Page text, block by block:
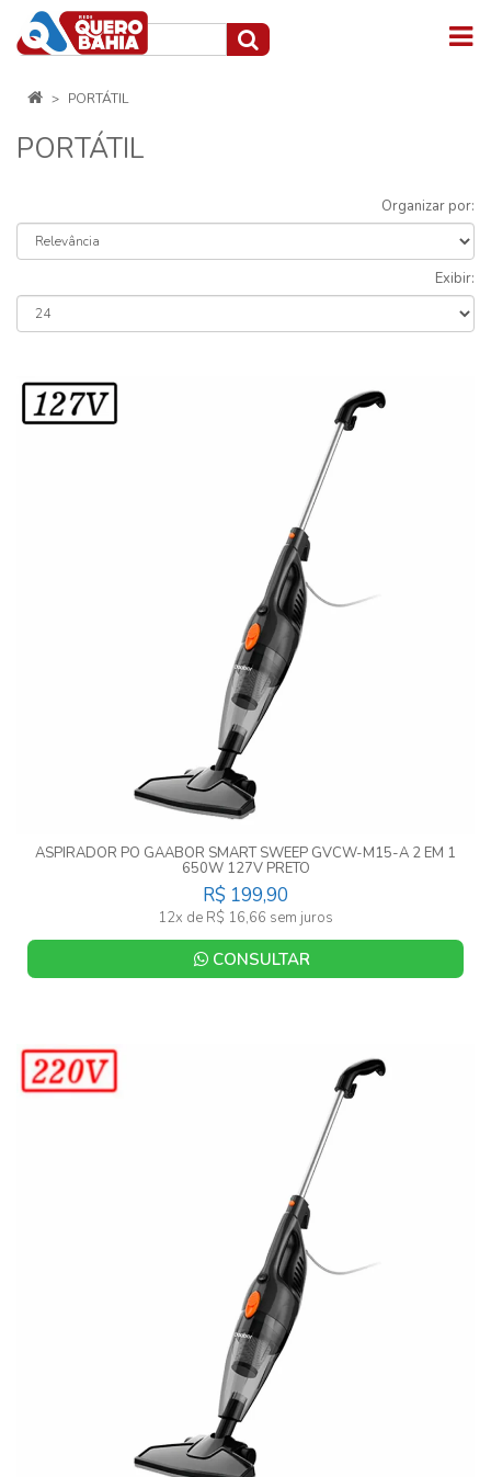
PORTÁTIL
PORTÁTIL
Organizar por:
Exibir:
ASPIRADOR PO GAABOR SMART SWEEP GVCW-M15-A 2 EM 1
650W 127V PRETO
R$ 199,90
12x de R$ 16,66 sem juros
CONSULTAR